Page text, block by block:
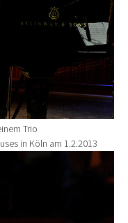
Trio
in Köln am 1.2.2013